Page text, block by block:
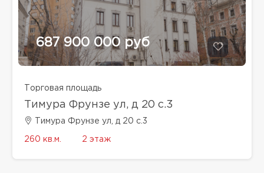
687 900 000 руб
Торговая площадь
Тимура Фрунзе ул, д 20 с.3
Тимура Фрунзе ул, д 20 с.3
260 кв.м. 2 этаж